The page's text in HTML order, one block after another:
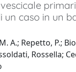
un caso in un
A.; Repetto, P.;
Rossella;